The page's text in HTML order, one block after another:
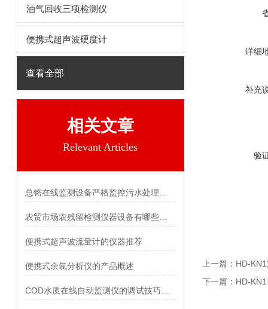
油气回收三项检测仪
便携式超声波硬度计
查看全部
相关文章
Relevant Articles
便携式超声波流量计的仪器推荐
便携式余氯分析仪的产品概述
详细
补充
验
上一篇： HD-
下一篇： HD-